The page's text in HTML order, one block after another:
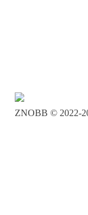
ZNOBB © 2022-